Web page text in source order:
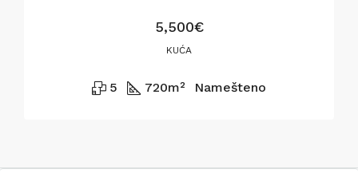
5,500€
KUĆA
5 720m² Namešteno